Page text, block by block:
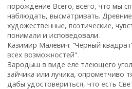
порождение Всего, всего, что мы
наблюдать, высматривать.
художественные, поэтические,
понимали и исповедовали.
Казимир Малевич: “Черный
всех возможностей".
Зародыш в виде еле тлеющего
зайчика или лучика, опрометчиво
дабы удостовериться, что есть